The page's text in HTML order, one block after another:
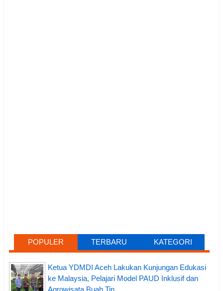
POPULER TERBARU KATEGORI
Ketua YDMDI Aceh Lakukan Kunjungan Edukasi
ke Malaysia, Pelajari Model PAUD Inklusif dan
Agrowisata Buah Tin